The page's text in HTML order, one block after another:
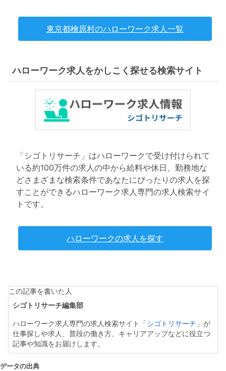
東京都檜原村のハローワーク求人一覧
ハローワーク求人をかしこく探せる検索サイト
「シゴトリサーチ」はハローワークで受け付けられて
いる約100万件の求人の中から給料や休日、勤務地な
どさまざまな検索条件であなたにぴったりの求人を探
すことができるハローワーク求人専門の求人検索サイ
トです。
ハローワークの求人を探す
この記事を書いた人
シゴトリサーチ編集部
ハローワーク求人専門の求人検索サイト「 シゴトリサーチ 」が
仕事探しや求人、普段の働き方、キャリアアップなどに役立つ
記事や知識をお届けします。
データの出典